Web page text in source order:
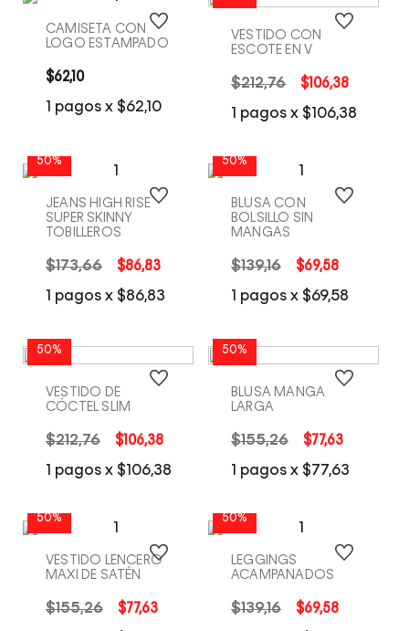
COMPRA RÁPIDA
CAMISETA CON
LOGO ESTAMPADO
$62,10
pagos x $62,10
VESTIDO CON
ESCOTE EN V
$212,76 $106,38
pagos x $ 106,38
50%
COMPRA RÁPIDA
JEANS HIGH RISE
SUPER SKINNY
TOBILLEROS
$173,66 $86,83
pagos x $86,83
50%
COMPRA RÁPIDA
BLUSA CON
BOLSILLO SIN
MANGAS
$139,16 $69,58
pagos x $69,58
50%
VESTIDO DE
CÓCTEL SLIM
$212,76 $106,38
pagos x $ 106,38
50%
BLUSA MANGA
LARGA
$155,26 $77,63
pagos x $77,63
50%
VESTIDO LENCERO
MAXI DE SATÉN
$155,26 $77,63
50%
LEGGINGS
ACAMPANADOS
$139,16 $69,58